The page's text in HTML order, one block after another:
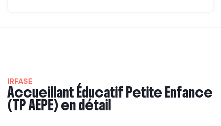
IRFASE
Accueillant Éducatif Petite Enfance
(TP AEPE) en détail